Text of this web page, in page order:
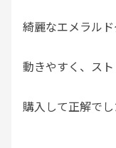
綺麗なエメラル
動きやすく、ス
購入して正解で